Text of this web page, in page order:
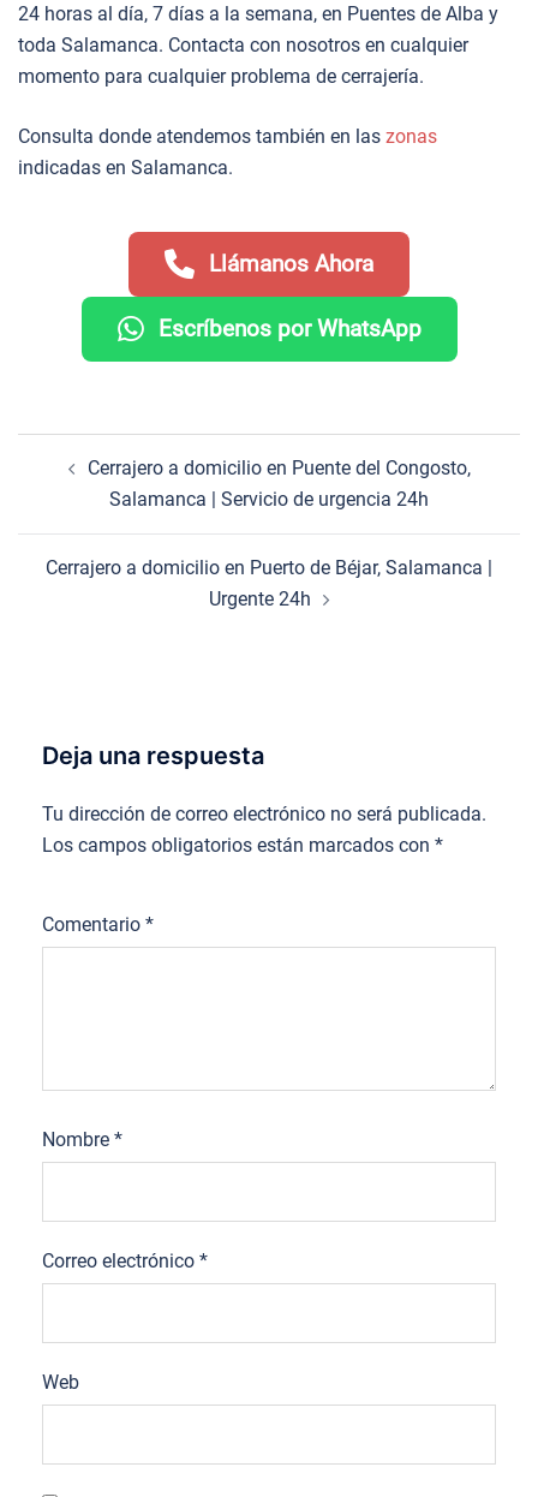
24 horas al día, 7 días a la semana, en Puentes de Alba y
toda Salamanca. Contacta con nosotros en cualquier
momento para cualquier problema de cerrajería.
Consulta donde atendemos también en las zonas
indicadas en Salamanca.
Llámanos Ahora
Escríbenos por WhatsApp
entradas
Cerrajero a domicilio en Puente del Congosto,
Salamanca | Servicio de urgencia 24h
Cerrajero a domicilio en Puerto de Béjar, Salamanca |
Urgente 24h
Deja una respuesta
Tu dirección de correo electrónico no será publicada.
Los campos obligatorios están marcados con *
Comentario *
Nombre *
Correo electrónico *
Web